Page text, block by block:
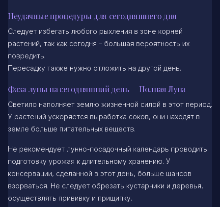
Неудачные процедуры для сегодняшнего дня
Следует избегать любого рыхления в зоне корней
растений, так как сегодня – большая вероятность их
повредить.
Пересадку также нужно отложить на другой день.
Фаза луны на сегодняшний день — Полная Луна
Светило наполняет землю жизненной силой в этот период.
У растений ускоряется выработка соков, они находят в
земле больше питательных веществ.
Не рекомендует лунно-посадочный календарь проводить
подготовку урожая к длительному хранению. У
консервации, сделанной в этот день, больше шансов
взорваться. Не следует обрезать кустарники и деревья,
осуществлять прививку и прищипку.